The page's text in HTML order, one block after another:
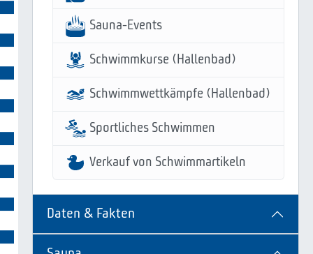
Sauna-Events
Schwimmkurse (Hallenbad)
Schwimmwettkämpfe (Hallenbad)
Sportliches Schwimmen
Verkauf von Schwimmartikeln
Daten & Fakten